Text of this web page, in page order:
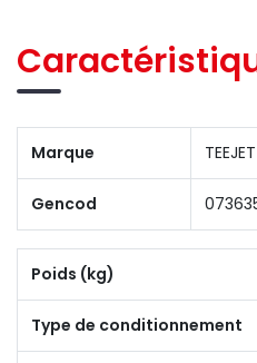
Marque TEEJET
Gencod
Poids (kg)
Type de conditionnement